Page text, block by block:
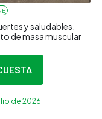
y saludables.
de masa muscular
de 2026